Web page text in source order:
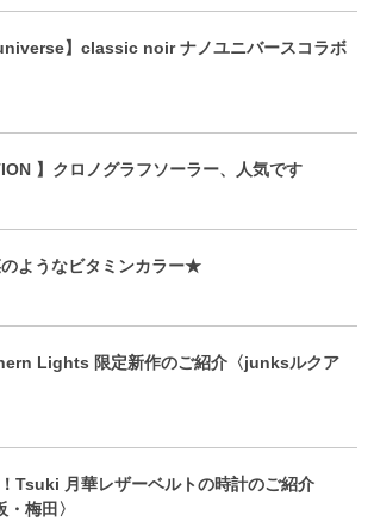
】classic noir ナノユニバースコラボ
】クロノグラフソーラー、人気です
のようなビタミンカラー★
Lights 限定新作のご紹介〈junksルクア
！Tsuki 月華レザーベルトの時計のご紹介
梅田〉